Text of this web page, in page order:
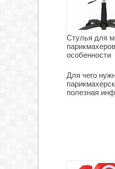
Стулья для
особенности
Для чего
полезная